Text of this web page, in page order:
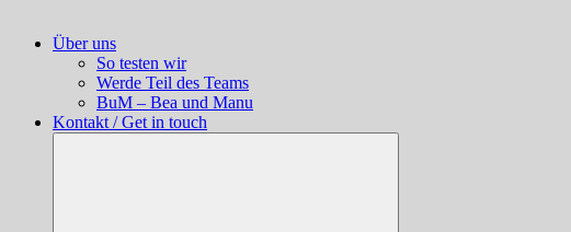
Über uns
So testen wir
Werde Teil des Teams
BuM – Bea und Manu
Kontakt / Get in touch